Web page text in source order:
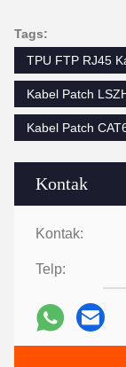
Kontak
Kontak:
Telp:
Tags:
TPU FTP RJ45
Kabel Patch
Kabel Patch